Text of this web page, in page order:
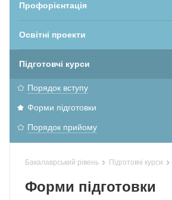
Профорієнтація
Освітні проекти
Підготовчі курси
Порядок вступу
Форми підготовки
Порядок прийому
Бакалаврський рівень › Підготовчі курси ›
Форми підготовки